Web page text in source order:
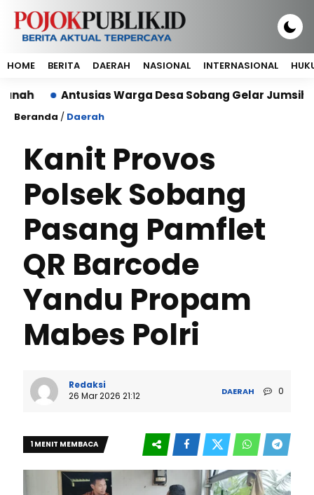
HOME BERITA DAERAH NASIONAL INTERNASIONAL
Antusias Warga Desa Sobang Gelar Jumsih,Sambut
Beranda / Daerah
Kanit Provos
Polsek Sobang
Pasang Pamflet
QR Barcode
Yandu Propam
Mabes Polri
Redaksi
26 Mar 2026 21:12
DAERAH 0
1 MENIT MEMBACA